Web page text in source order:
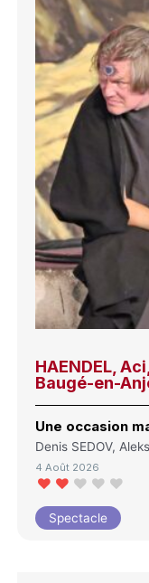
HAENDEL,
Baugé-en-
Une occasion
Denis SEDOV,
4 Août 2026
Spectacle